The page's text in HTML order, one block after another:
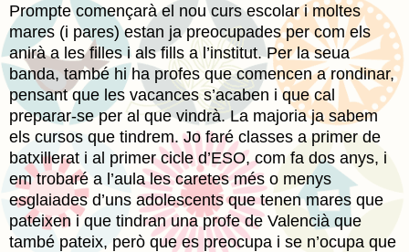
Prompte començarà el nou curs escolar i moltes
mares (i pares) estan ja preocupades per com els
anirà a les filles i als fills a l’institut. Per la seua
banda, també hi ha profes que comencen a rondinar,
pensant que les vacances s’acaben i que cal
preparar-se per al que vindrà. La majoria ja sabem
els cursos que tindrem. Jo faré classes a primer de
batxillerat i al primer cicle d’ESO, com fa dos anys, i
em trobaré a l’aula les caretes més o menys
esglaiades d’uns adolescents que tenen mares que
pateixen i que tindran una profe de Valencià que
també pateix, però que es preocupa i se n’ocupa que